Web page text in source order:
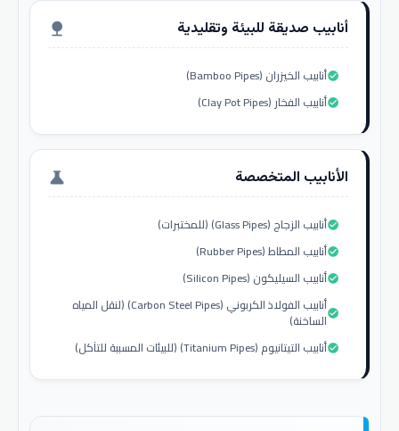
أنابيب صديقة للبيئة وتقليدية nature
أنابيب الخيزران (Bamboo Pipes)check_circle
أنابيب الفخار (Clay Pot Pipes)check_circle
الأنابيب المتخصصة science
أنابيب الزجاج (Glass Pipes) (للمختبرات)check_circle
أنابيب المطاط (Rubber Pipes)check_circle
أنابيب السيليكون (Silicon Pipes)check_circle
أنابيب الفولاذ الكربوني (Carbon Steel Pipes) (لنقل المياه
الساخنة)check_circle
أنابيب التيتانيوم (Titanium Pipes) (للبيئات المسببة للتآكل)check_circle